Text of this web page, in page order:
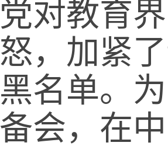
党对教育
怒，加紧
黑名单。
备会，在